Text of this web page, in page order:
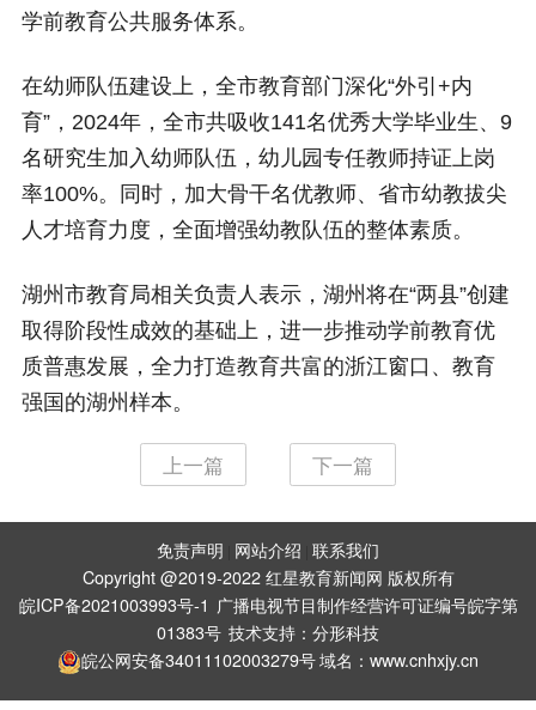
学前教育公共服务体系。
在幼师队伍建设上，全市教育部门深化“外引+内
育”，2024年，全市共吸收141名优秀大学毕业生、9
名研究生加入幼师队伍，幼儿园专任教师持证上岗
率100%。同时，加大骨干名优教师、省市幼教拔尖
人才培育力度，全面增强幼教队伍的整体素质。
湖州市教育局相关负责人表示，湖州将在“两县”创建
取得阶段性成效的基础上，进一步推动学前教育优
质普惠发展，全力打造教育共富的浙江窗口、教育
强国的湖州样本。
上一篇 下一篇
免责声明 网站介绍 联系我们
Copyright @2019-2022 红星教育新闻网 版权所有
皖ICP备2021003993号-1 广播电视节目制作经营许可证编号皖字第
01383号 技术支持： 分形科技
皖公网安备34011102003279号域名：www.cnhxjy.cn